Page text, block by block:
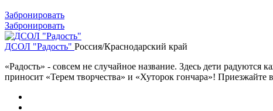
Забронировать
Забронировать
ДСОЛ "Радость" Россия/Краснодарский край
«Радость» - совсем не случайное название. Здесь дети радуются
приносит «Терем творчества» и «Хуторок гончара»! Приезжайте